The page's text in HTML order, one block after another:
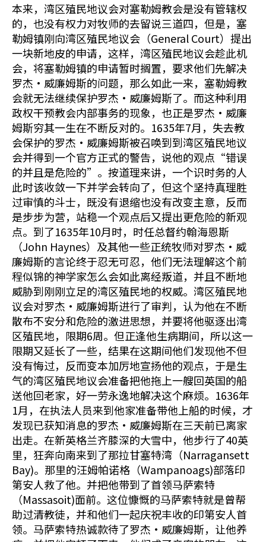
本来，湾区殖民地议会对塞勒姆教会是没有管辖权
的，也没有权力对牧师的去留说三道四，但是，塞
勒姆镇刚向湾区殖民地议会（General Court）提出
一块新地皮的申请，这样，湾区殖民地议会趁此机
会，将塞勒姆镇的申请暂时搁置，要求他们先解决
罗杰•威廉姆斯的问题，那么如此一来，塞勒姆教
会就无法继续保护罗杰•威廉姆斯了。而这种利用
政权干预教会内部事务的现象，也正是罗杰•威廉
姆斯穷其一生在不断反对的。1635年7月，失去教
会保护的罗杰•威廉姆斯被召唤到到湾区殖民地议
会并得到一个官方正式的警告，说他的观点“错误
的并且是危险的”。按道理来讲，一个识时务的人
此时该收敛一下并学会转向了，但这个坚持真理胜
过审慎的斗士，既没有退缩也没有改变主意，反而
是步步为营，站稳一个观点后又提出更危险的新观
点。到了1635年10月时，时任总督约翰海恩斯
（John Haynes）及其他一些正统牧师对罗杰•威
廉姆斯的言论终于忍无可忍，他们无法理解这个前
程似锦的神学家怎么会如此离经叛道，并且不断地
威胁到刚刚立足的湾区殖民地的权威。湾区殖民地
议会对罗杰•威廉姆斯进行了审判，认为他在不断
散布不安分和危险的激进思想，并要将他驱逐出湾
区殖民地，限期6周。但正逢他生病期间，所以这一
限期又延长了一些，结果在这期间他们发现他不但
没有悔过，反而变本加厉地宣扬他的观点，于是生
气的湾区殖民地议会准备把他拖上一艘回英国的船
送他回老家，好一劳永逸地解决这个麻烦。1636年
1月，在执法人员来到他家准备带他上船的时候，才
发现已获知消息的罗杰•威廉姆斯在三天前已离家
出走。在新英格兰齐膝深的大雪中，他步行了40英
里，狂奔向南来到了那拉甘塞特湾（Narragansett
Bay)。那里的汪姆帕诺格（Wampanoags)部落印
第安人救了他。并把他带到了首领马萨索特
（Massasoit)面前。这位慷慨的马萨索特就是曾帮
助过清教徒，并和他们一起庆祝丰收的印第安人首
领。马萨索特热诚款待了罗杰•威廉姆斯，让他养